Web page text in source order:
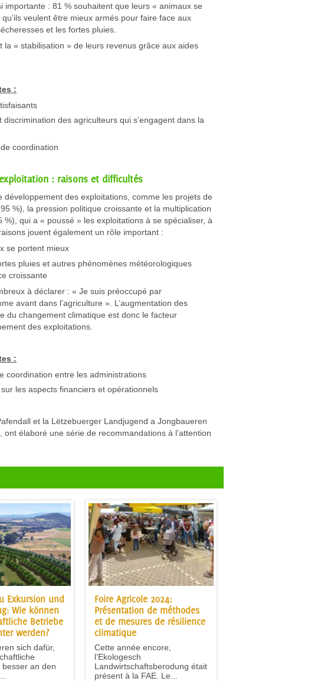
: 81 % souhaitent que leurs « animaux se
veulent être mieux armés pour faire face aux
et les fortes pluies.
la « stabilisation » de leurs revenus grâce aux aides
:
des agriculteurs qui s’engagent dans la
coordination
: raisons et difficultés
des exploitations, comme les projets de
%), la pression politique croissante et la multiplication
qui a « poussé » les exploitations à se spécialiser, à
jouent également un rôle important :
se portent mieux
pluies et autres phénomènes météorologiques
croissante
à déclarer : « Je suis préoccupé par
avant dans l’agriculture ». L’augmentation des
du changement climatique est donc le facteur
des exploitations.
:
coordination entre les administrations
les aspects financiers et opérationnels
et la Lëtzebuerger Landjugend a Jongbaueren
élaboré une série de recommandations à l’attention
Exkursion und
Wie können
Betriebe
werden?
sich dafür,
besser an den
Foire Agricole 2024:
Présentation de méthodes
et de mesures de résilience
climatique
Cette année encore,
l’Ekologesch
Landwirtschaftsberodung était
présent à la FAE. Le...